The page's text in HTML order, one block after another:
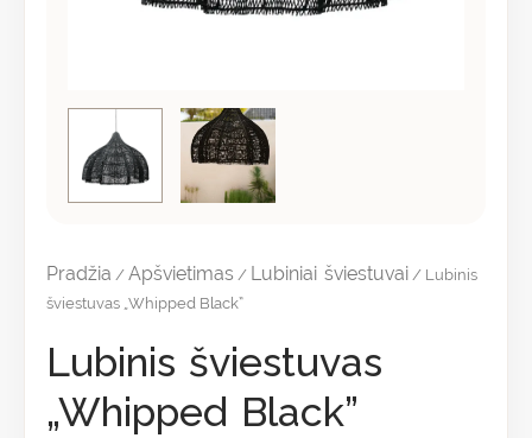
Pradžia /Apšvietimas / Lubiniai šviestuvai / Lubinis
šviestuvas „Whipped Black”
Lubinis šviestuvas
„Whipped Black”